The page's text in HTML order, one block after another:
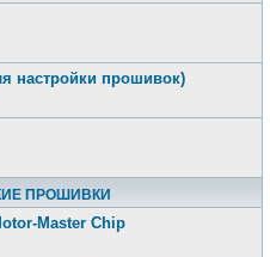
настройки прошивок)
ПРОШИВКИ
Master Chip